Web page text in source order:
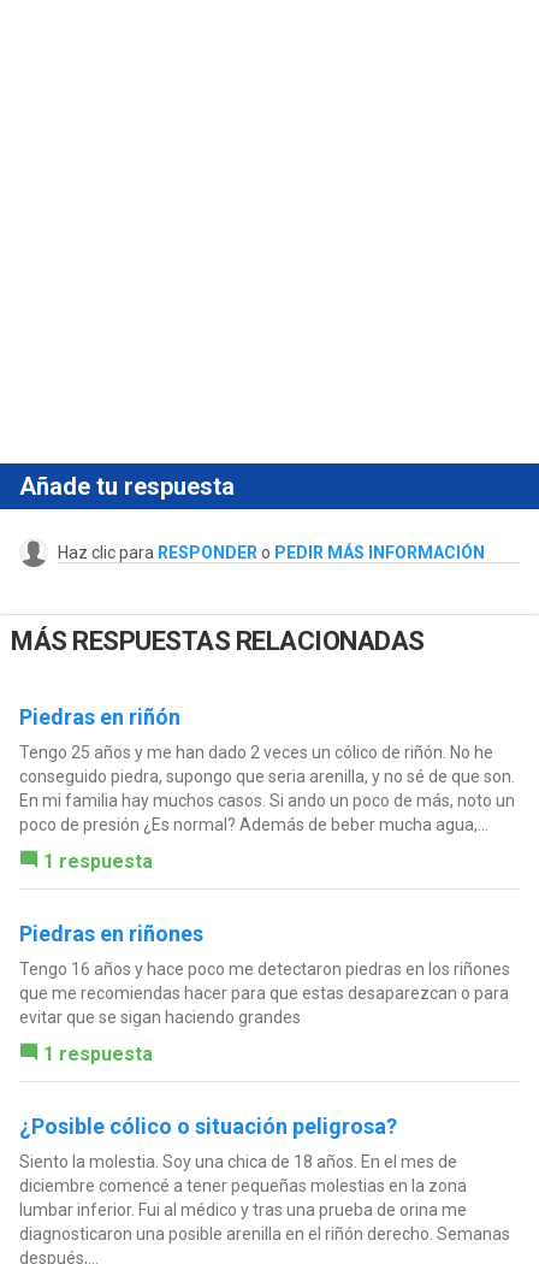
Añade tu respuesta
Haz clic para RESPONDER o PEDIR MÁS INFORMACIÓN
MÁS RESPUESTAS RELACIONADAS
Piedras en riñón
Tengo 25 años y me han dado 2 veces un cólico de riñón. No he
conseguido piedra, supongo que seria arenilla, y no sé de que son.
En mi familia hay muchos casos. Si ando un poco de más, noto un
poco de presión ¿Es normal? Además de beber mucha agua,...
1 respuesta
Piedras en riñones
Tengo 16 años y hace poco me detectaron piedras en los riñones
que me recomiendas hacer para que estas desaparezcan o para
evitar que se sigan haciendo grandes
1 respuesta
¿Posible cólico o situación peligrosa?
Siento la molestia. Soy una chica de 18 años. En el mes de
diciembre comencé a tener pequeñas molestias en la zona
lumbar inferior. Fui al médico y tras una prueba de orina me
diagnosticaron una posible arenilla en el riñón derecho. Semanas
después,...